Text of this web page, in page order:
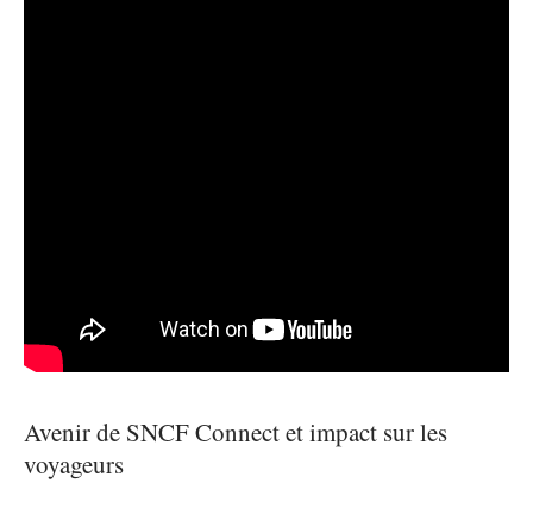
Avenir de SNCF Connect et impact sur les
voyageurs